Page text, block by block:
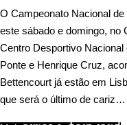
Maio,
2019
O Campeonato Nacional
este sábado e domingo,
Centro Desportivo
Ponte e Henrique Cruz,
Bettencourt já estão em
que será o último de cariz…